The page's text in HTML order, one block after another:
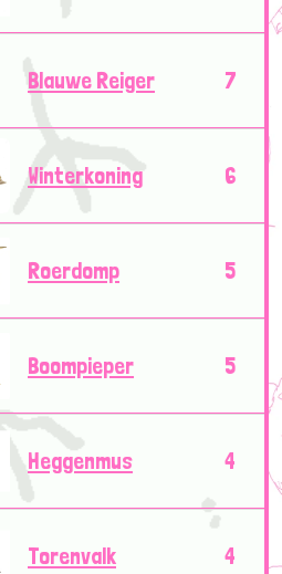
Blauwe Reiger 7
Winterkoning 6
Roerdomp 5
Boompieper 5
Heggenmus 4
Torenvalk 4